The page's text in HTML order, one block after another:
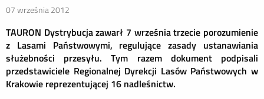
07 września 2012
TAURON Dystrybucja zawarł 7 września trzecie porozumienie
z Lasami Państwowymi, regulujące zasady ustanawiania
służebności przesyłu. Tym razem dokument podpisali
przedstawiciele Regionalnej Dyrekcji Lasów Państwowych w
Krakowie reprezentującej 16 nadleśnictw.